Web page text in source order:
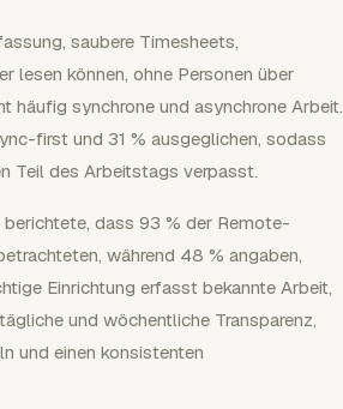
saubere Timesheets,
lesen können, ohne Personen über
häufig synchrone und asynchrone Arbeit.
first und 31 % ausgeglichen, sodass
Teil des Arbeitstags verpasst.
dass 93 % der Remote-
während 48 % angaben,
Einrichtung erfasst bekannte Arbeit,
und wöchentliche Transparenz,
und einen konsistenten